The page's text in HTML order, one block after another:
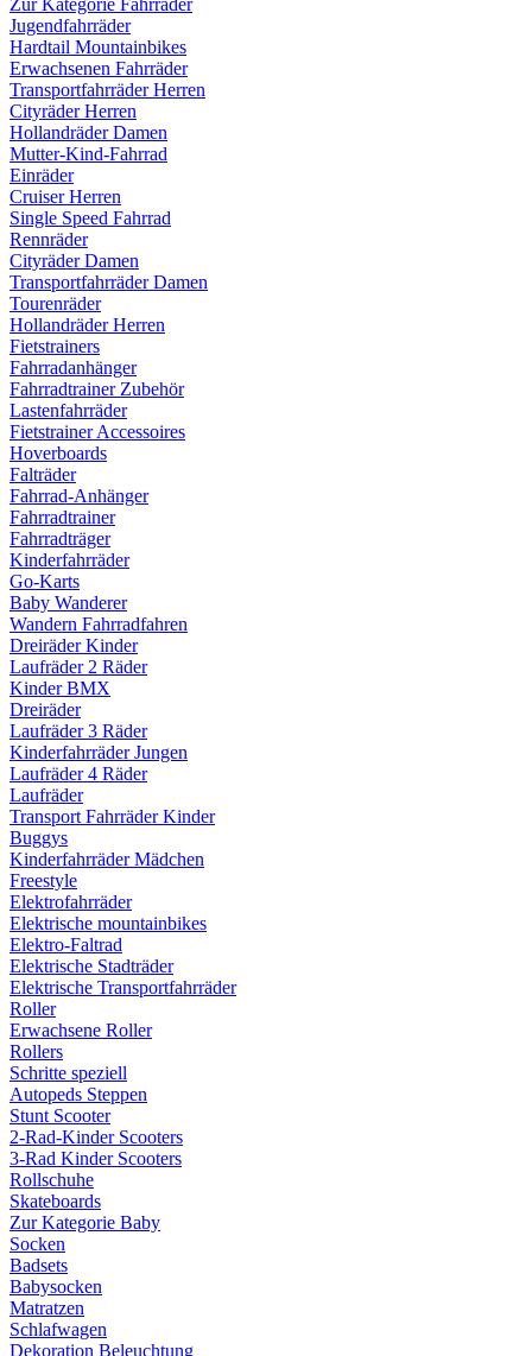
Zur Kategorie Fahrräder
Jugendfahrräder
Hardtail Mountainbikes
Erwachsenen Fahrräder
Transportfahrräder Herren
Cityräder Herren
Hollandräder Damen
Mutter-Kind-Fahrrad
Einräder
Cruiser Herren
Single Speed Fahrrad
Rennräder
Cityräder Damen
Transportfahrräder Damen
Tourenräder
Hollandräder Herren
Fietstrainers
Fahrradanhänger
Fahrradtrainer Zubehör
Lastenfahrräder
Fietstrainer Accessoires
Hoverboards
Falträder
Fahrrad-Anhänger
Fahrradtrainer
Fahrradträger
Kinderfahrräder
Go-Karts
Baby Wanderer
Wandern Fahrradfahren
Dreiräder Kinder
Laufräder 2 Räder
Kinder BMX
Dreiräder
Laufräder 3 Räder
Kinderfahrräder Jungen
Laufräder 4 Räder
Laufräder
Transport Fahrräder Kinder
Buggys
Kinderfahrräder Mädchen
Freestyle
Elektrofahrräder
Elektrische mountainbikes
Elektro-Faltrad
Elektrische Stadträder
Elektrische Transportfahrräder
Roller
Erwachsene Roller
Rollers
Schritte speziell
Autopeds Steppen
Stunt Scooter
2-Rad-Kinder Scooters
3-Rad Kinder Scooters
Rollschuhe
Skateboards
Zur Kategorie Baby
Socken
Badsets
Babysocken
Matratzen
Schlafwagen
Dekoration Beleuchtung